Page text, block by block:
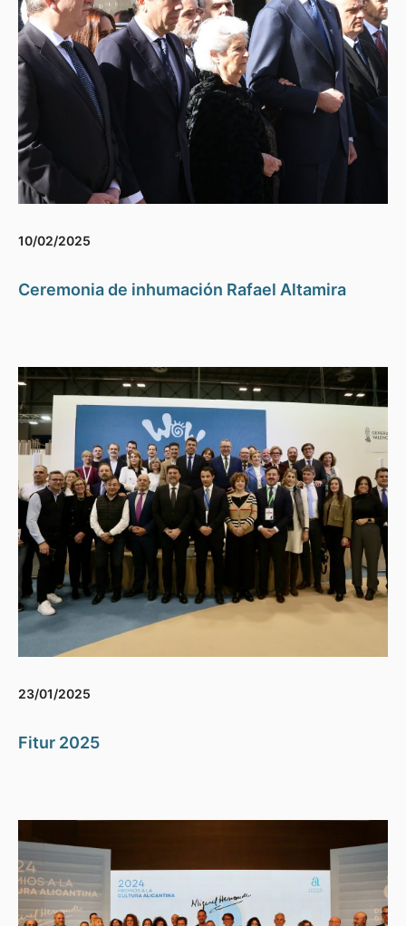
10/02/2025
Ceremonia de inhumación Rafael Altamira
23/01/2025
Fitur 2025